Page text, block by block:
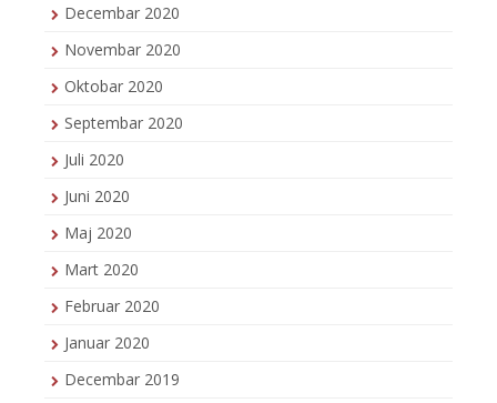
Decembar 2020
Novembar 2020
Oktobar 2020
Septembar 2020
Juli 2020
Juni 2020
Maj 2020
Mart 2020
Februar 2020
Januar 2020
Decembar 2019